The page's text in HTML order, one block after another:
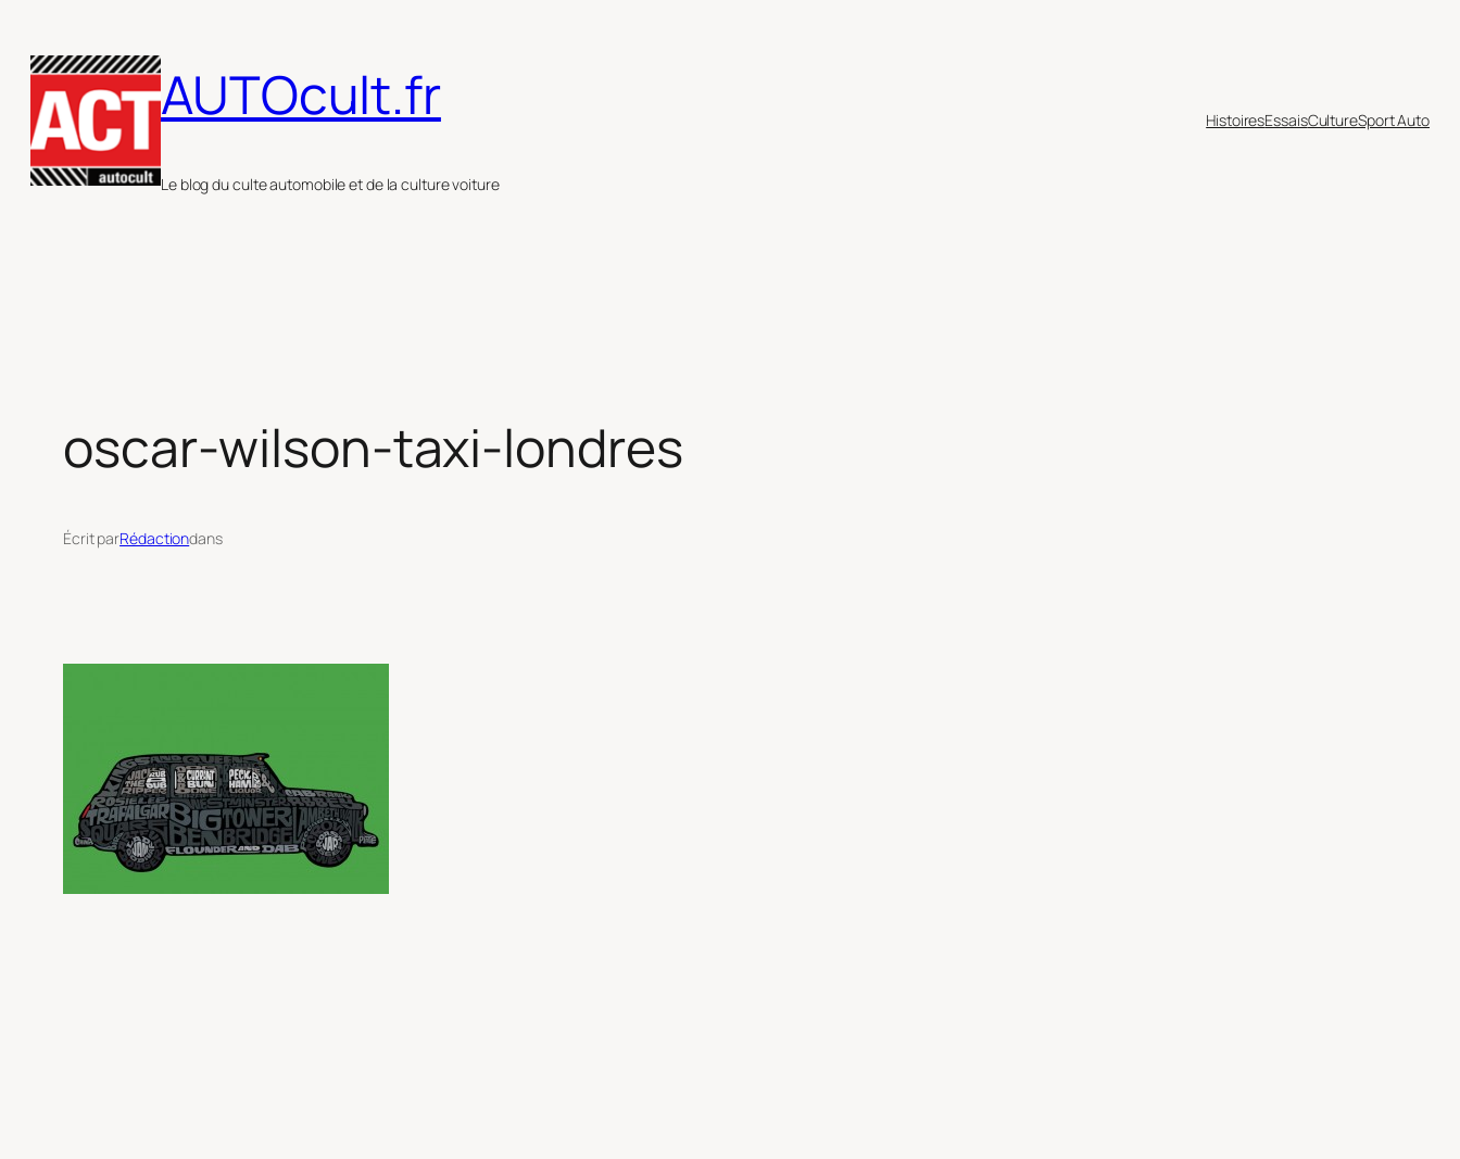
au
contenu
AUTOcult.fr
Le blog du culte automobile et de la culture voiture
HistoiresEssaisCultureSport Auto
oscar-wilson-taxi-londres
Écrit parRédactiondans